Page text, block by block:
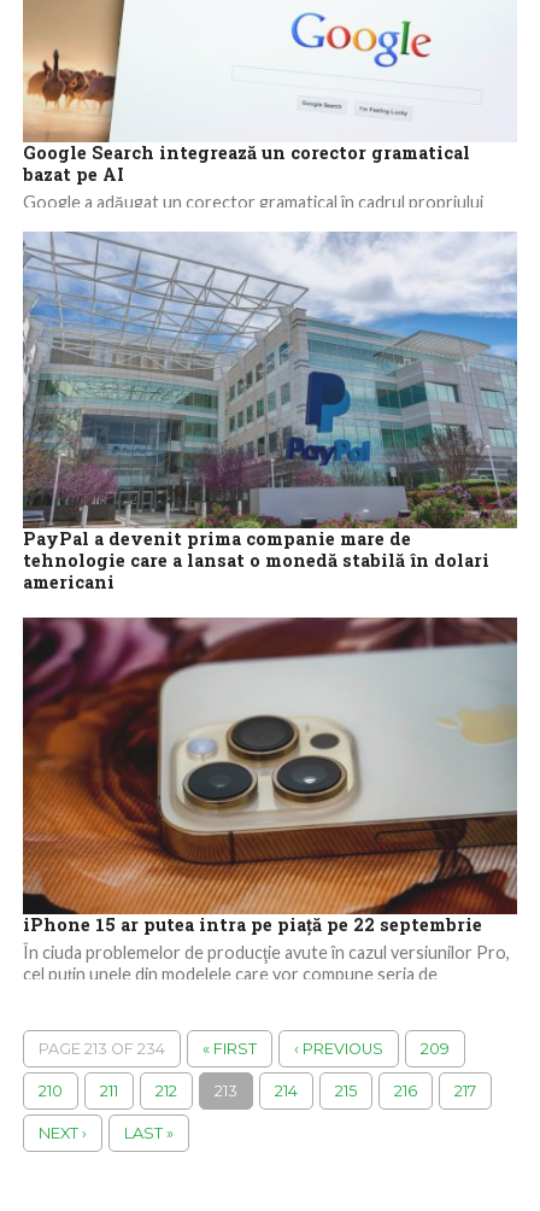
Google Search integrează un corector gramatical
bazat pe AI
Google a adăugat un corector gramatical în cadrul propriului
construcţiei frazelor. Motorul...
PayPal a devenit prima companie mare de
tehnologie care a lansat o monedă stabilă în dolari
americani
stabilă în dolari americani, devenind prima firmă importantă de
tehnologie...
iPhone 15 ar putea intra pe piaţă pe 22 septembrie
În ciuda problemelor de producţie avute în cazul versiunilor Pro,
cel puţin unele din modelele care vor compune seria de
PAGE 213 OF 234 « FIRST ‹ PREVIOUS 209
210 211 212 213 214 215 216 217
NEXT › LAST »